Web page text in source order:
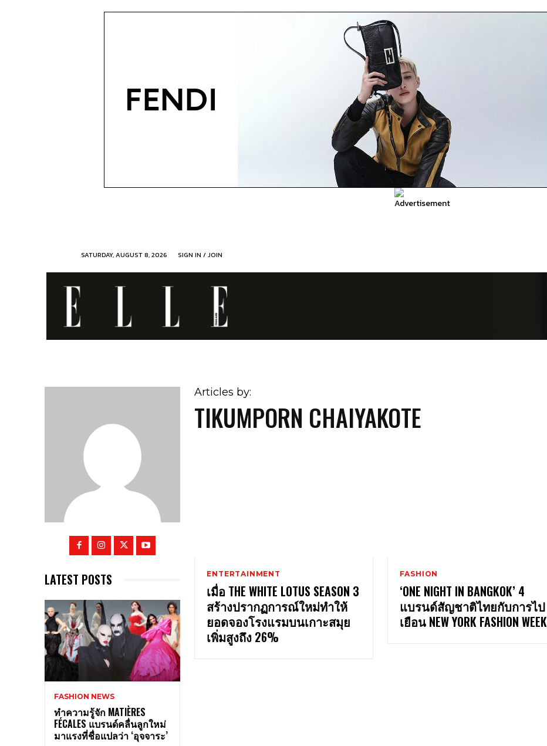
SATURDAY, AUGUST 8, 2026 SIGN IN / JOIN
LATEST POSTS
FASHION NEWS
ทำความรู้จัก MATIÈRES
FÉCALES แบรนด์คลื่นลูกใหม่
มาแรงที่ชื่อแปลว่า ‘อุจจาระ’
Articles by:
TIKUMPORN CHAIYAKOTE
ENTERTAINMENT
เมื่อ THE WHITE LOTUS SEASON 3
สร้างปรากฏการณ์ใหม่ทำให้
ยอดจองโรงแรมบนเกาะสมุย
เพิ่มสูงถึง 26%
FASHION
‘ONE NIGHT IN BANGKOK’ 4
แบรนด์สัญชาติไทยกับการไป
เยือน NEW YORK FASHION WEEK